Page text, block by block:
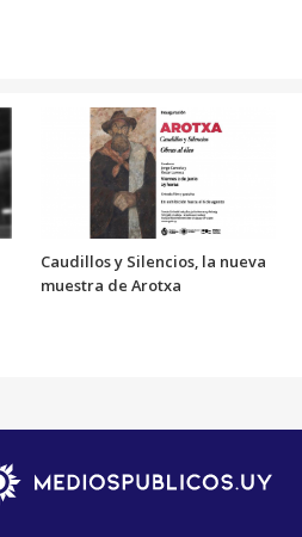
Caudillos y Silencios, la nueva
muestra de Arotxa